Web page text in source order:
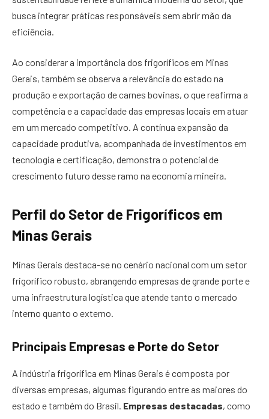
busca integrar práticas responsáveis sem abrir mão da
eficiência.
Ao considerar a importância dos frigoríficos em Minas
Gerais, também se observa a relevância do estado na
produção e exportação de carnes bovinas, o que reafirma a
competência e a capacidade das empresas locais em atuar
em um mercado competitivo. A contínua expansão da
capacidade produtiva, acompanhada de investimentos em
tecnologia e certificação, demonstra o potencial de
crescimento futuro desse ramo na economia mineira.
Perfil do Setor de Frigoríficos em
Minas Gerais
Minas Gerais destaca-se no cenário nacional com um setor
frigorífico robusto, abrangendo empresas de grande porte e
uma infraestrutura logística que atende tanto o mercado
interno quanto o externo.
Principais Empresas e Porte do Setor
A indústria frigorífica em Minas Gerais é composta por
diversas empresas, algumas figurando entre as maiores do
estado e também do Brasil. Empresas destacadas, como